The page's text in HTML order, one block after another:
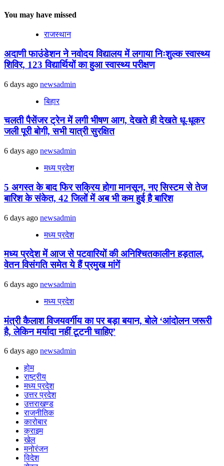
You may have missed
राजस्थान
अदाणी फाउंडेशन ने नवोदय विद्यालय में लगाया निःशुल्क स्वास्थ्य
शिविर, 123 विद्यार्थियों का हुआ स्वास्थ्य परीक्षण
6 days ago newsadmin
बिहार
चलती पैसेंजर ट्रेन में लगी भीषण आग, देखते ही देखते धू-धूकर
जली पूरी बोगी, सभी यात्री सुरक्षित
6 days ago newsadmin
मध्य प्रदेश
5 अगस्त के बाद फिर सक्रिय होगा मानसून, नए सिस्टम से तेज
बारिश के संकेत, 42 जिलों में अब भी कम हुई है बारिश
6 days ago newsadmin
मध्य प्रदेश
मध्य प्रदेश में आज से पटवारियों की अनिश्चितकालीन हड़ताल,
वेतन विसंगति समेत ये हैं प्रमुख मांगें
6 days ago newsadmin
मध्य प्रदेश
मंत्री कैलाश विजयवर्गीय का पर बड़ा बयान, बोले ‘आंदोलन जरूरी
है, लेकिन मर्यादा नहीं टूटनी चाहिए’
6 days ago newsadmin
होम
राष्ट्रीय
मध्य प्रदेश
उत्तर प्रदेश
उत्तराखण्ड
राजनीतिक
कारोबार
क्राइम
खेल
मनोरंजन
विदेश